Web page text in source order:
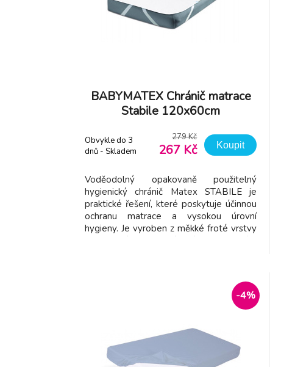
BABYMATEX Chránič matrace
Stabile 120x60cm
Obvykle do 3
dnů - Skladem
279 Kč
267 Kč Koupit
Voděodolný opakovaně použitelný
hygienický chránič Matex STABILE je
praktické řešení, které poskytuje účinnou
ochranu matrace a vysokou úrovní
hygieny. Je vyroben z měkké froté vrstvy
-4%